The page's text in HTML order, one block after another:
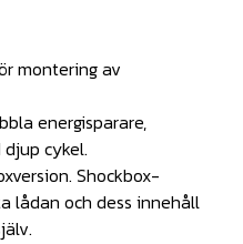
montering av
energisparare,
cykel.
Shockbox-
lådan och dess innehåll